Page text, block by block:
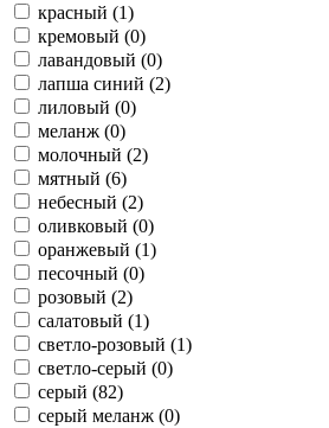
красный (1)
кремовый (0)
лавандовый (0)
лапша синий (2)
лиловый (0)
меланж (0)
молочный (2)
мятный (6)
небесный (2)
оливковый (0)
оранжевый (1)
песочный (0)
розовый (2)
салатовый (1)
светло-розовый (1)
светло-серый (0)
серый (82)
серый меланж (0)